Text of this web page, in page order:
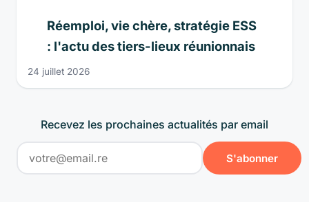
Réemploi, vie chère, stratégie ESS
: l'actu des tiers-lieux réunionnais
24 juillet 2026
Recevez les prochaines actualités par email
S'abonner